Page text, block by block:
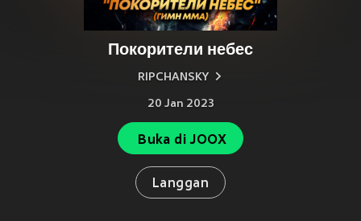
Покорители небес
RIPCHANSKY
20 Jan 2023
Buka di JOOX
Langgan